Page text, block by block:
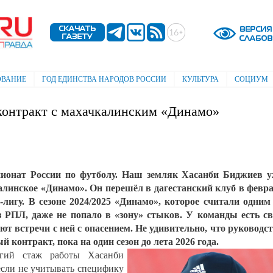
содержанию
ГОД ЕДИНСТВА НАРОДОВ РОССИИ КУЛЬТУРА СОЦИУМ
с махачкалинским «Динамо»
России по футболу. Наш земляк Хасанби Биджиев
«Динамо». Он перешёл в дагестанский клуб в
В сезоне 2024/2025 «Динамо», которое считали одним
РПЛ, даже не попало в «зону» стыков. У команды есть
встречи с ней с опасением. Не удивительно, что
пока на один сезон до лета 2026 года.
стаж работы Хасанби
не учитывать специфику